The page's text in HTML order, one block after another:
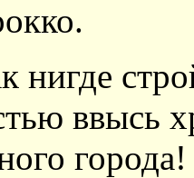
нигде
ввысь